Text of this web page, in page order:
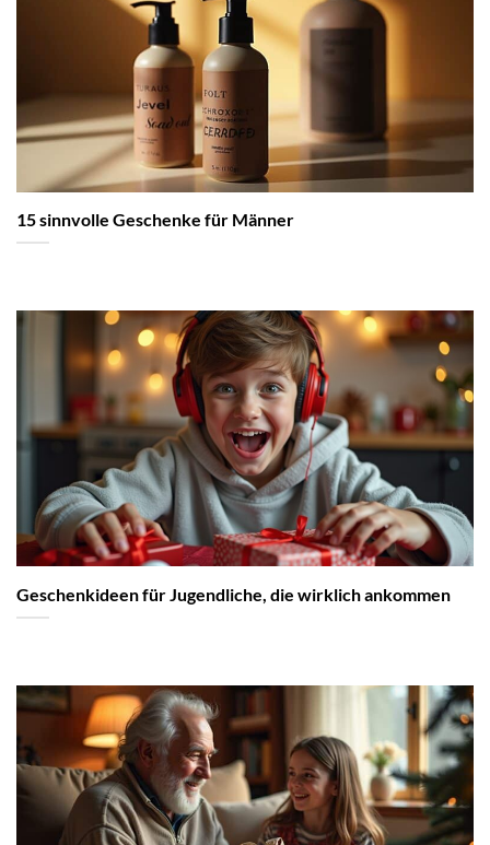
15 sinnvolle Geschenke für Männer
Geschenkideen für Jugendliche, die wirklich ankommen